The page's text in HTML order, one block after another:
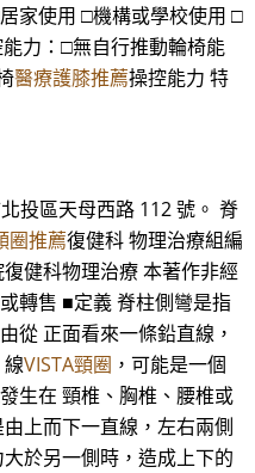
家使用 □機構或學校使用 □
力：□無自行推動輪椅能
醫療護膝推薦操控能力 特
投區天母西路 112 號。 脊
圈推薦復健科 物理治療組編
健科物理治療 本著作非經
轉售 ■定義 脊柱側彎是指
從 正面看來一條鉛直線，
VISTA頸圈 ，可能是一個
生在 頸椎、胸椎、腰椎或
上而下一直線，左右兩側
於另一側時，造成上下的